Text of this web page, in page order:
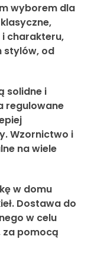
wyborem dla
i charakteru,
stylów, od
solidne i
regulowane
Wzornictwo i
na wiele
w domu
Dostawa do
w celu
za pomocą